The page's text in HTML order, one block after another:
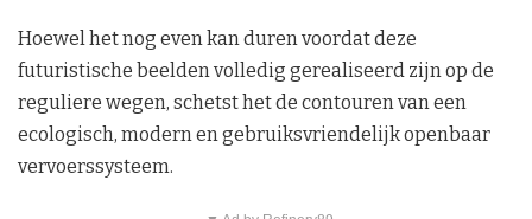
Hoewel het nog even kan duren voordat deze
futuristische beelden volledig gerealiseerd zijn op de
reguliere wegen, schetst het de contouren van een
ecologisch, modern en gebruiksvriendelijk openbaar
vervoerssysteem.